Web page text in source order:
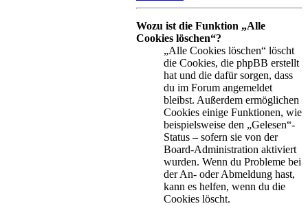
Wozu ist die Funktion „Alle
Cookies löschen“?
„Alle Cookies löschen“ löscht
die Cookies, die phpBB erstellt
hat und die dafür sorgen, dass
du im Forum angemeldet
bleibst. Außerdem ermöglichen
Cookies einige Funktionen, wie
beispielsweise den „Gelesen“-
Status – sofern sie von der
Board-Administration aktiviert
wurden. Wenn du Probleme bei
der An- oder Abmeldung hast,
kann es helfen, wenn du die
Cookies löscht.